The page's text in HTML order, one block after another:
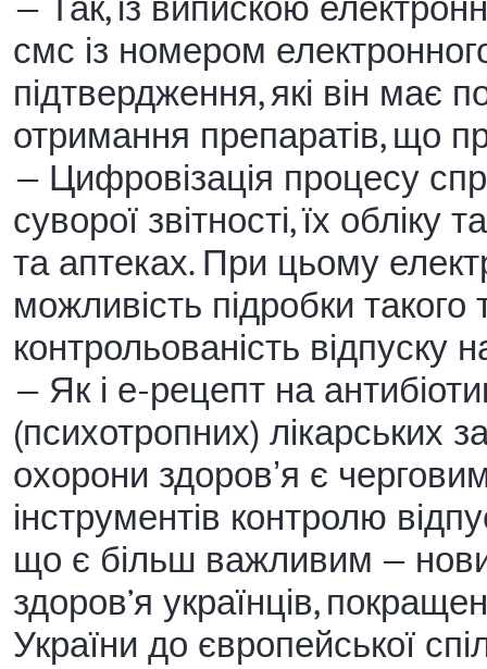
смс із номером
підтвердження, які він має
отримання препаратів, що
— Цифровізація процесу
суворої звітності, їх
та аптеках. При цьому
можливість підробки
контрольованість відпуску
— Як і е-рецепт на
(психотропних) лікарських
охорони здоровʼя є
інструментів контролю
що є більш важливим —
здоров’я українців,
України до європейської